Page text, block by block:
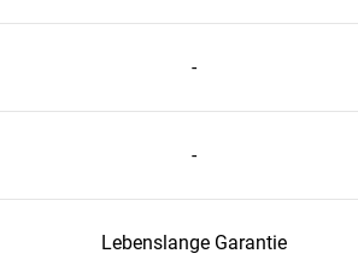
-
-
Lebenslange Garantie